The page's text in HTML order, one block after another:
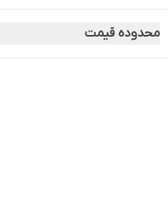
محدوده قیمت